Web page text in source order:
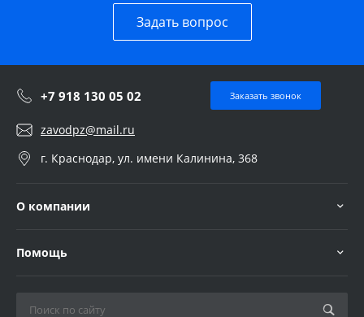
Задать вопрос
+7 918 130 05 02 Заказать звонок
zavodpz@mail.ru
г. Краснодар, ул. имени Калинина, 368
О компании
Помощь